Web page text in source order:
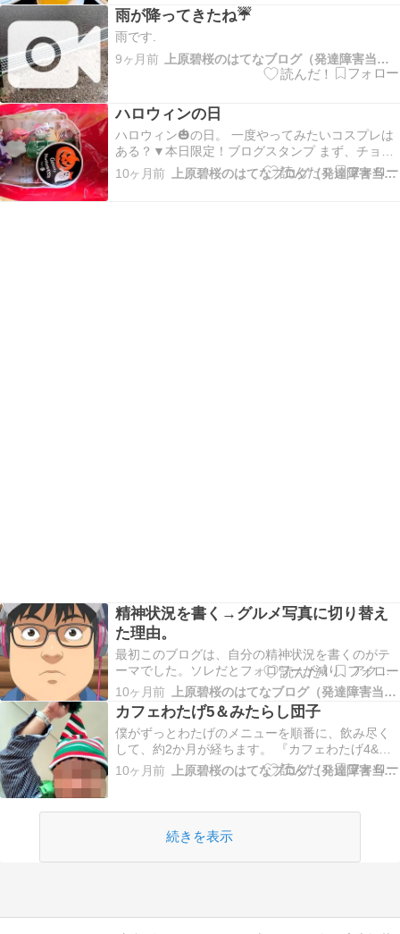
飯・）しょうゆラーメン（小）・）たくあ…
ameblo.jp ・）油淋鶏（ユーリンチー）・）豆腐…
雨が降ってきたね☔
雨です.
9ヶ月前
上原碧桜のはてなブログ（発達障害当事者）
ハロウィンの日
ハロウィン🎃の日。 一度やってみたいコスプレは
ある？▼本日限定！ブログスタンプ まず、チョコ
レートから。。。 チョコレートいただきます！！
(^_^)v こんな商品を買ったよ！！ ハロウィンのお
10ヶ月前 上原碧桜のはてなブログ（発達障害当事者）
精神状況を書く→グルメ写真に切り替え
た理由。
最初このブログは、自分の精神状況を書くのがテ
ーマでした。ソレだとフォロワーが減り、アクセ
ス数も少なくなりました。 所謂、自分の精神状況
をブログに書き込むのはマイナス思考だと捉えが
ちになるブログになるから、そんなブログは最初
から作らない方が良いんです。 グルメ写真を毎日
更新するに…
10ヶ月前 上原碧桜のはてなブログ（発達障害当事者）
カフェわたげ5＆みたらし団子
僕がずっとわたげのメニューを順番に、飲み尽く
して、約2か月が経ちます。 『カフェわたげ4&ザ
厚切り深さ４倍のためのペッパーソルト味のポテ
チ』カフェわたげに行ってきました。☕喫茶店で
3☕』ハロウィン用のグッズ３点を手に入れたの
で、今か…
10ヶ月前 上原碧桜のはてなブログ（発達障害当事者）
続きを表示